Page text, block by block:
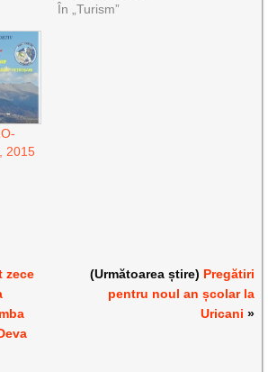
În „Turism”
2015
zece
(Următoarea știre) Pregătiri
pentru noul an școlar la
Uricani »